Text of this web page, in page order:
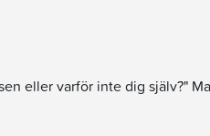
eller varför inte dig själv?"